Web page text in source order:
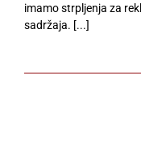
imamo strpljenja za
sadržaja. [...]